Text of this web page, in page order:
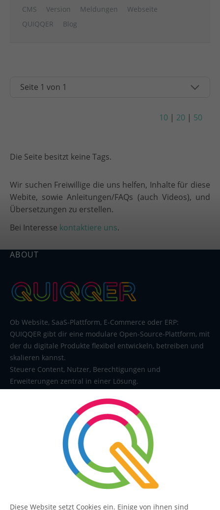
CMS
Version Meldungen
Webseite
QUIQQER
Blog
10 | 20 | 50
Die Seite besitzt keine Tags.
Wir suchen Freiwillige die uns helfen, Inhalte für diese
Webite, sowie Anleitungen/FAQs (auch Videos), und
Übersetzungen zu erstellen.
Bei Interesse kontaktiere uns.
ABOUT
Ob Website, SaaS-Plattform, E-Commerce oder ERP:
QUIQQER gibt dir eine modulare Open-Source-Plattform, mit
der du digitale Produkte flexibel entwickeln, betreiben und
skalieren kannst.
Steuere Content, Nutzer, Berechtigungen und
Erweiterungen zentral in einer Lösung.
Diese Website setzt Cookies ein. Einige von ihnen sind